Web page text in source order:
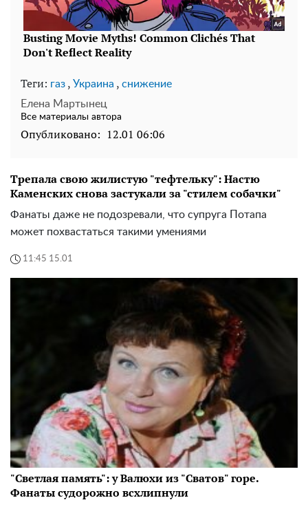
Теги: газ , Украина , снижение
Елена Мартынец
Все материалы автора
Опубликовано: 12.01 06:06
Трепала свою жилистую "тефтельку": Настю
Каменских снова застукали за "стилем собачки"
Фанаты даже не подозревали, что супруга Потапа
может похвастаться такими умениями
11:45 15.01
"Светлая память": у Валюхи из "Сватов" горе.
Фанаты судорожно всхлипнули